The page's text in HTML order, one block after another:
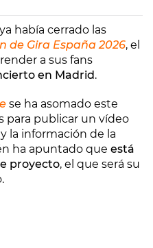
ya había cerrado las
de Gira España 2026, el
a sus fans
en Madrid.
se ha asomado este
para publicar un vídeo
la información de la
ha apuntado que está
proyecto, el que será su